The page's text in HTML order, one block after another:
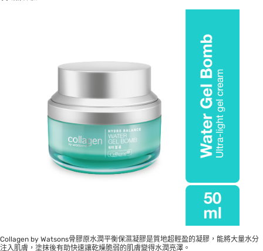
Collagen by Watsons骨膠原水潤平衡保濕凝膠是質地超輕盈的凝膠，能將大量水分
注入肌膚，塗抹後有助快速讓乾燥脆弱的肌膚變得水潤亮澤。